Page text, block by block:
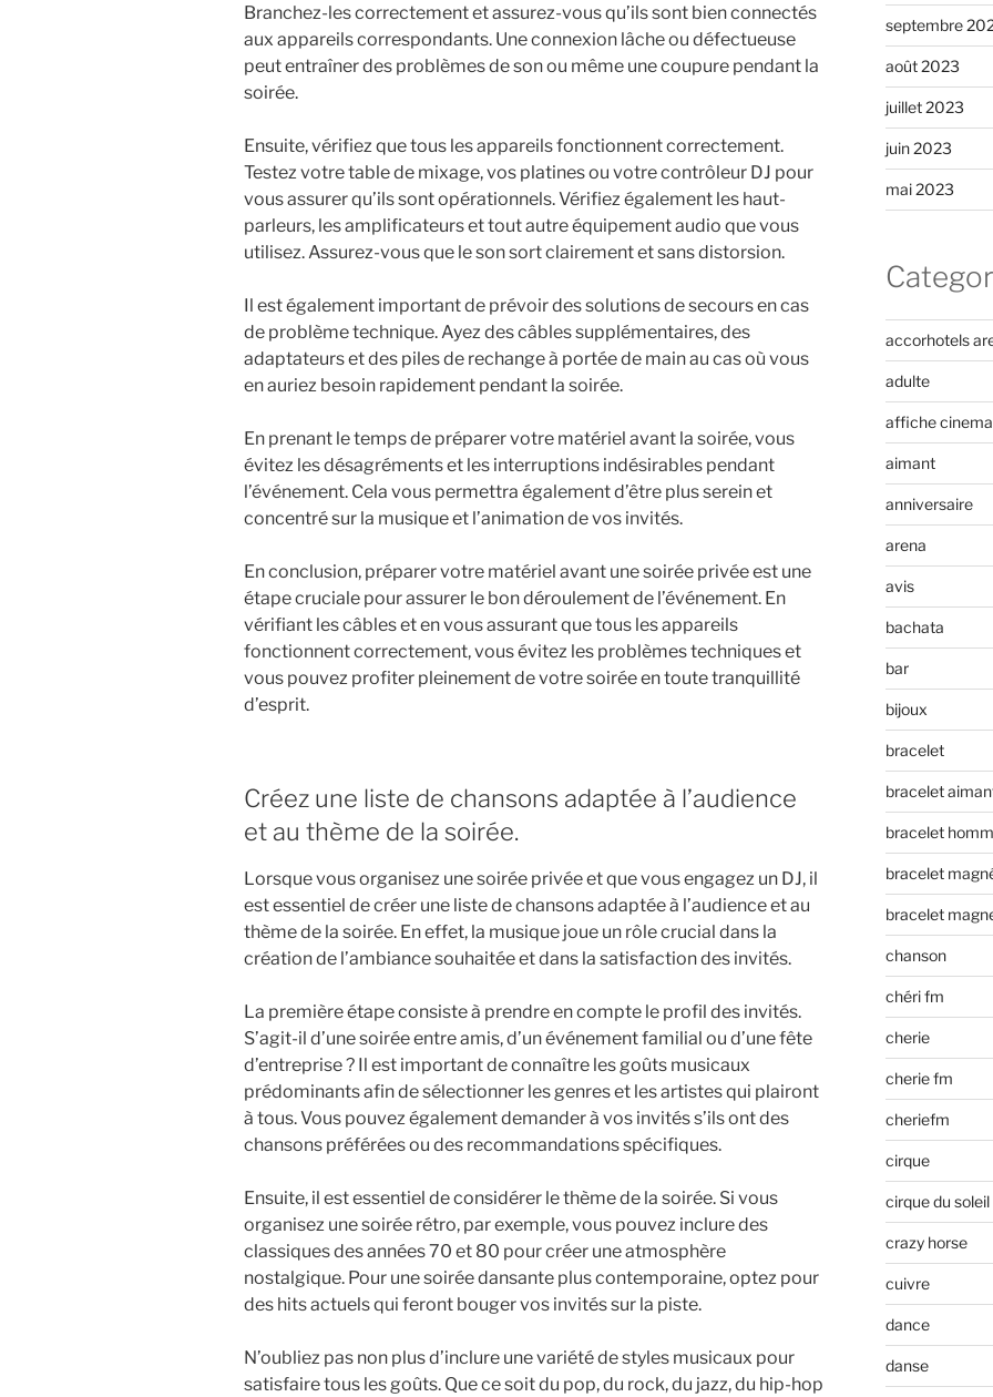
Branchez-les correctement et assurez-vous qu’ils sont bien connectés
aux appareils correspondants. Une connexion lâche ou défectueuse
peut entraîner des problèmes de son ou même une coupure pendant la
soirée.
Ensuite, vérifiez que tous les appareils fonctionnent correctement.
Testez votre table de mixage, vos platines ou votre contrôleur DJ pour
vous assurer qu’ils sont opérationnels. Vérifiez également les haut-
parleurs, les amplificateurs et tout autre équipement audio que vous
utilisez. Assurez-vous que le son sort clairement et sans distorsion.
Il est également important de prévoir des solutions de secours en cas
de problème technique. Ayez des câbles supplémentaires, des
adaptateurs et des piles de rechange à portée de main au cas où vous
en auriez besoin rapidement pendant la soirée.
En prenant le temps de préparer votre matériel avant la soirée, vous
évitez les désagréments et les interruptions indésirables pendant
l’événement. Cela vous permettra également d’être plus serein et
concentré sur la musique et l’animation de vos invités.
En conclusion, préparer votre matériel avant une soirée privée est une
étape cruciale pour assurer le bon déroulement de l’événement. En
vérifiant les câbles et en vous assurant que tous les appareils
fonctionnent correctement, vous évitez les problèmes techniques et
vous pouvez profiter pleinement de votre soirée en toute tranquillité
d’esprit.
Créez une liste de chansons adaptée à l’audience
et au thème de la soirée.
Lorsque vous organisez une soirée privée et que vous engagez un DJ, il
est essentiel de créer une liste de chansons adaptée à l’audience et au
thème de la soirée. En effet, la musique joue un rôle crucial dans la
création de l’ambiance souhaitée et dans la satisfaction des invités.
La première étape consiste à prendre en compte le profil des invités.
S’agit-il d’une soirée entre amis, d’un événement familial ou d’une fête
d’entreprise ? Il est important de connaître les goûts musicaux
prédominants afin de sélectionner les genres et les artistes qui plairont
à tous. Vous pouvez également demander à vos invités s’ils ont des
chansons préférées ou des recommandations spécifiques.
Ensuite, il est essentiel de considérer le thème de la soirée. Si vous
organisez une soirée rétro, par exemple, vous pouvez inclure des
classiques des années 70 et 80 pour créer une atmosphère
nostalgique. Pour une soirée dansante plus contemporaine, optez pour
des hits actuels qui feront bouger vos invités sur la piste.
N’oubliez pas non plus d’inclure une variété de styles musicaux pour
satisfaire tous les goûts. Que ce soit du pop, du rock, du jazz, du hip-hop
septembre
août 2023
juillet 2023
juin 2023
mai 2023
accorhotels
adulte
affiche cinema
aimant
anniversaire
arena
avis
bachata
bar
bijoux
bracelet
bracelet
bracelet
bracelet
bracelet
chanson
chéri fm
cherie
cherie fm
cheriefm
cirque
cirque du soleil
crazy horse
cuivre
dance
danse